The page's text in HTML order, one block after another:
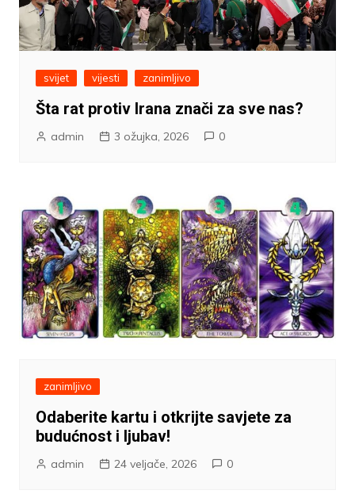
svijet vijesti zanimljivo
Šta rat protiv Irana znači za sve nas?
admin 3 ožujka, 2026 0
zanimljivo
Odaberite kartu i otkrijte savjete za
budućnost i ljubav!
admin 24 veljače, 2026 0